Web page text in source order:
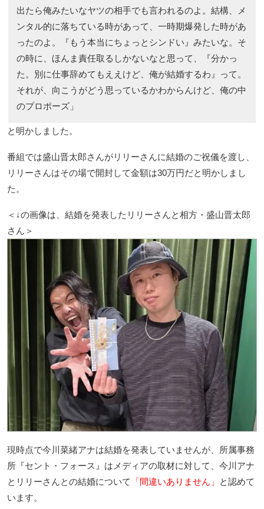
出たら俺みたいなヤツの相手でも言われるのよ。結構、メ
ンタル的に落ちている時があって、一時期爆発した時があ
ったのよ。『もう本当にちょっとシンドい』みたいな。そ
の時に、ほんま責任取るしかないなと思って、『分かっ
た。別に仕事辞めてもええけど、俺が結婚するわ』って。
それが、向こうがどう思っているかわからんけど、俺の中
のプロポーズ」
と明かしました。
番組では盛山晋太郎さんがリリーさんに結婚のご祝儀を渡し、
リリーさんはその場で開封して金額は30万円だと明かしまし
た。
＜↓の画像は、結婚を発表したリリーさんと相方・盛山晋太郎
さん＞
現時点で今川菜緒アナは結婚を発表していませんが、所属事務
所『セント・フォース』はメディアの取材に対して、今川アナ
とリリーさんとの結婚について
「間違いありません」
と認めて
います。